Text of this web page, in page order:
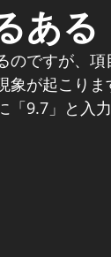
ある
のですが、
が起こりま
9.7」と入